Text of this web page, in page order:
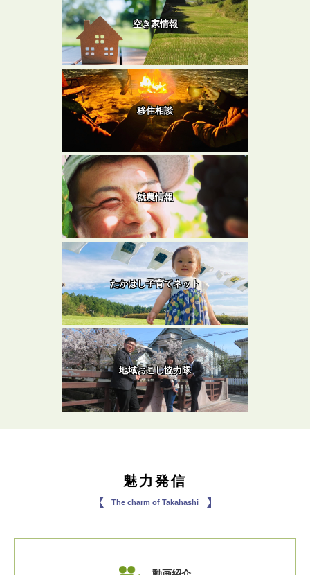
空き家情報
移住相談
就農情報
たかはし子育てネット
地域おこし協力隊
魅力発信
The charm of Takahashi